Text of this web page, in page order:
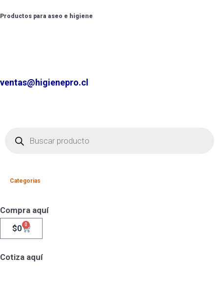
Productos para aseo e higiene
ventas@higienepro.cl
Categorias
Compra aquí
$0 0
Cotiza aquí